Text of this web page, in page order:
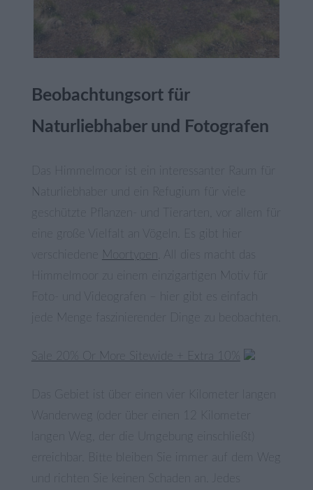
Beobachtungsort für
Naturliebhaber und Fotografen
Das Himmelmoor ist ein interessanter Raum für
Naturliebhaber und ein Refugium für viele
geschützte Pflanzen- und Tierarten, vor allem für
eine große Vielfalt an Vögeln. Es gibt hier
Moortypen
. All dies macht das
Himmelmoor zu einem einzigartigen Motiv für
Foto- und Videografen – hier gibt es einfach
jede Menge faszinierender Dinge zu beobachten.
Sale 20% Or More Sitewide + Extra 10%
Das Gebiet ist über einen vier Kilometer langen
Wanderweg (oder über einen 12 Kilometer
langen Weg, der die Umgebung einschließt)
erreichbar. Bitte bleiben Sie immer auf dem Weg